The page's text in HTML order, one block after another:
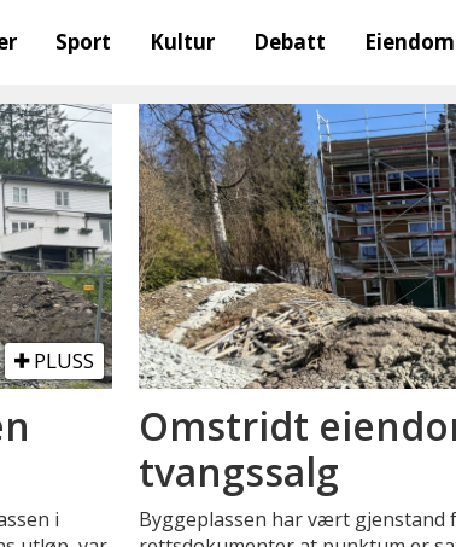
Sport Kultur Debatt Eiendom
PLUSS
i
Omstridt
tvangssalg
Byggeplassen har vært